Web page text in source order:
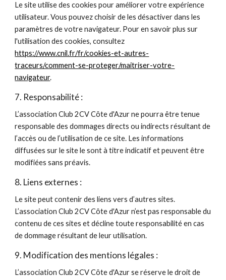
Le site utilise des cookies pour améliorer votre expérience
utilisateur. Vous pouvez choisir de les désactiver dans les
paramètres de votre navigateur. Pour en savoir plus sur
l'utilisation des cookies, consultez
https://www.cnil.fr/fr/cookies-et-autres-
traceurs/comment-se-proteger/maitriser-votre-
navigateur.
7. Responsabilité :
L’association Club 2CV Côte d'Azur ne pourra être tenue
responsable des dommages directs ou indirects résultant de
l’accès ou de l’utilisation de ce site. Les informations
diffusées sur le site le sont à titre indicatif et peuvent être
modifiées sans préavis.
8. Liens externes :
Le site peut contenir des liens vers d’autres sites.
L’association Club 2CV Côte d'Azur n’est pas responsable du
contenu de ces sites et décline toute responsabilité en cas
de dommage résultant de leur utilisation.
9. Modification des mentions légales :
L’association Club 2CV Côte d'Azur se réserve le droit de